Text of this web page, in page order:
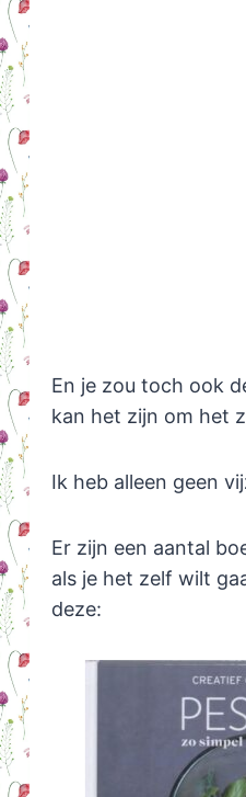
En je zou toch ook
kan het zijn om het
Ik heb alleen geen
Er zijn een aantal
als je het zelf wilt
deze: